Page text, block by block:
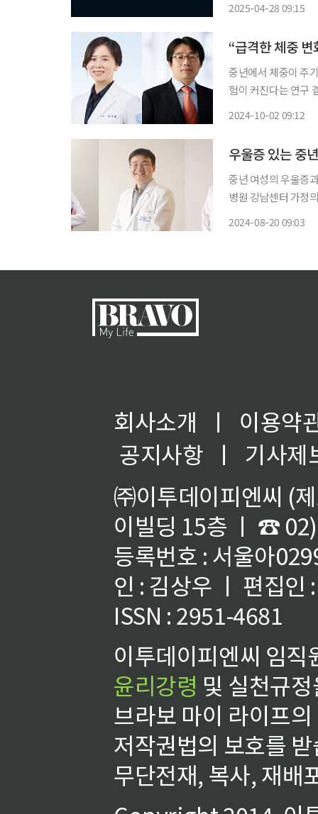
2025-04-28 09:15
“급격한 체중
중년에서 체중이 주
험이 커진다는 연구 결과가 나왔다. 류지원 분당서울
2024-10-02 09:12
우울증 있는 중
중년 여성의 우울증과
병원 강남센터 가정
2024-08-20 09:03
회사소개 ㅣ
이용약
공지사항
ㅣ
기사제
㈜이투데이피엔씨 (
이빌딩 15층 ㅣ ☎
등록번호 : 서울아
인 : 김상우 ㅣ 편집인
ISSN : 2951-4681
이투데이피엔씨 임
윤리강령 및 실천규
브라보 마이 라이프
저작권법의 보호를
무단전재, 복사, 재배